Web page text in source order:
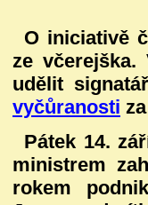
O iniciativě
ze
udělit
vyčůranosti
Pátek 14.
ministrem
rokem